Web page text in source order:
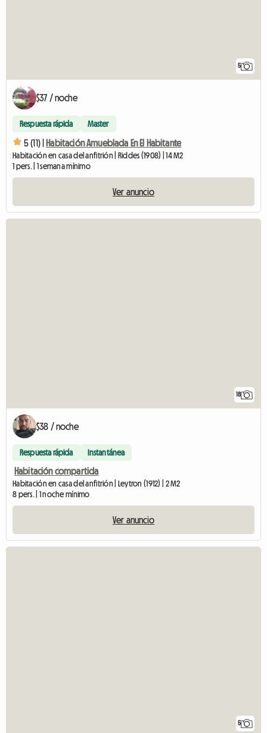
5
$37 / noche
Respuesta rápida Master
5 (11) | Habitación Amueblada En El Habitante
Habitación en casa del anfitrión | Riddes (1908) | 14 M2
1 pers. | 1 semana mínimo
Ver anuncio
18
$38 / noche
Respuesta rápida Instantánea
Habitación compartida
Habitación en casa del anfitrión | Leytron (1912) | 2 M2
8 pers. | 1 noche mínimo
Ver anuncio
5